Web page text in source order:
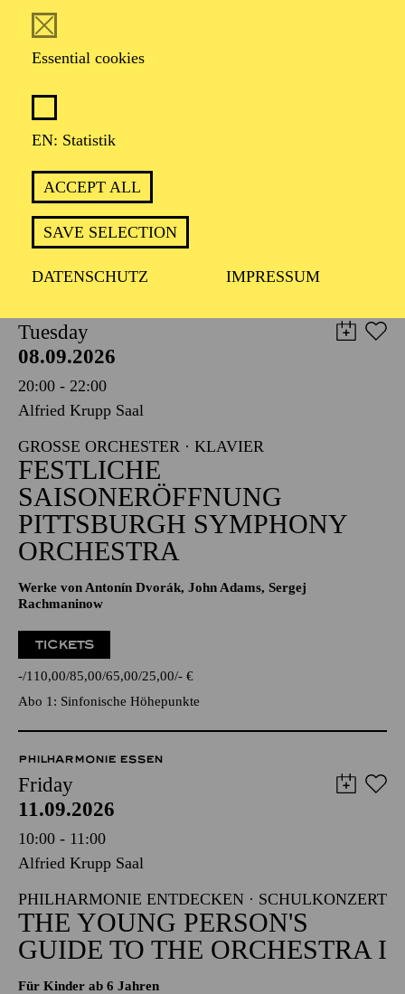
Essential cookies
EN: Statistik
ACCEPT ALL
SAVE SELECTION
DATENSCHUTZ IMPRESSUM
05.09.2026
19:30 - 21:30
BLICK AUF DEN IRAN –
STIMMEN ZUR AKTUELLEN
LAGE
TICKETS
8,00€
Tuesday
08.09.2026
20:00 - 22:00
Alfried Krupp Saal
GROSSE ORCHESTER · KLAVIER
FESTLICHE
SAISONERÖFFNUNG
PITTSBURGH SYMPHONY
ORCHESTRA
Werke von Antonín Dvorák, John Adams, Sergej
Rachmaninow
TICKETS
- 110,00 85,00 65,00 25,00 - €
Abo 1: Sinfonische Höhepunkte
PHILHARMONIE ESSEN
Friday
11.09.2026
10:00 - 11:00
Alfried Krupp Saal
PHILHARMONIE ENTDECKEN · SCHULKONZERT
THE YOUNG PERSON'S
GUIDE TO THE ORCHESTRA I
Für Kinder ab 6 Jahren